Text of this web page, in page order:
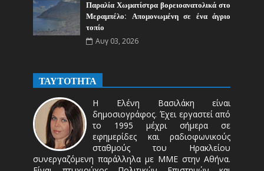
Παραλία Χωματίστρα βορειοανατολικά στο
Μεραμπέλο: Απομονωμένη σε ένα άγριο
τοπίο
Αυγ 03, 2026
ΤΑΥΤΟΤΗΤΑ
Η Ελένη Βασιλάκη είναι
δημοσιογράφος. Έχει εργαστεί από
το 1995 μέχρι σήμερα σε
εφημερίδες και ραδιοφωνικούς
σταθμούς του Ηρακλείου
συνεργαζόμενη παράλληλα με ΜΜΕ στην Αθήνα.